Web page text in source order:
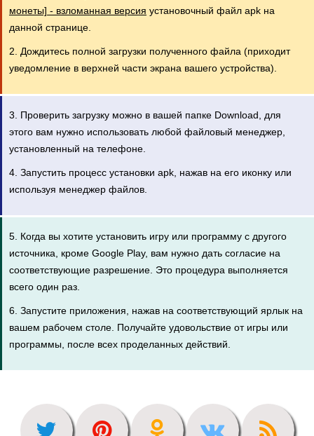
монеты] - взломанная версия установочный файл apk на
данной странице.
2. Дождитесь полной загрузки полученного файла (приходит
уведомление в верхней части экрана вашего устройства).
3. Проверить загрузку можно в вашей папке Download, для
этого вам нужно использовать любой файловый менеджер,
установленный на телефоне.
4. Запустить процесс установки apk, нажав на его иконку или
используя менеджер файлов.
5. Когда вы хотите установить игру или программу с другого
источника, кроме Google Play, вам нужно дать согласие на
соответствующие разрешение. Это процедура выполняется
всего один раз.
6. Запустите приложения, нажав на соответствующий ярлык на
вашем рабочем столе. Получайте удовольствие от игры или
программы, после всех проделанных действий.